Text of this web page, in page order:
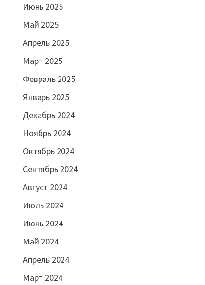
Июнь 2025
Май 2025
Апрель 2025
Март 2025
Февраль 2025
Январь 2025
Декабрь 2024
Ноябрь 2024
Октябрь 2024
Сентябрь 2024
Август 2024
Июль 2024
Июнь 2024
Май 2024
Апрель 2024
Март 2024